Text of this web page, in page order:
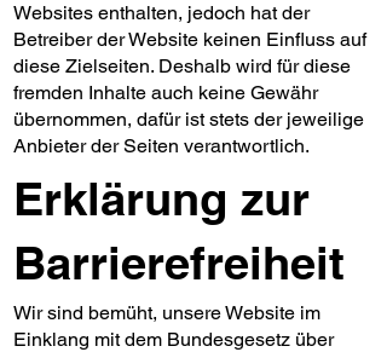
Websites enthalten, jedoch hat der
Betreiber der Website keinen Einfluss auf
diese Zielseiten. Deshalb wird für diese
fremden Inhalte auch keine Gewähr
übernommen, dafür ist stets der jeweilige
Anbieter der Seiten verantwortlich.
Erklärung zur
Barrierefreiheit
Wir sind bemüht, unsere Website im
Einklang mit dem Bundesgesetz über